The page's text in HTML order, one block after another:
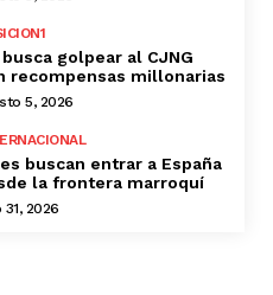
busca golpear al CJNG
recompensas millonarias
5, 2026
buscan entrar a España
la frontera marroquí
31, 2026